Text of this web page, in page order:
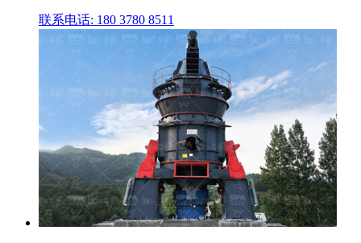
联系电话: 180 3780 8511